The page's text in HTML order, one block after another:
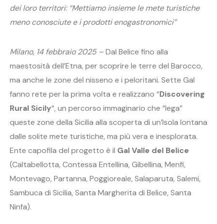
dei loro territori: “Mettiamo insieme le mete turistiche
meno conosciute e i prodotti enogastronomici”
Milano, 14 febbraio 2025 –Dal Belice fino alla
maestosità dell’Etna, per scoprire le terre del Barocco,
ma anche le zone del nisseno e i peloritani. Sette Gal
fanno rete per la prima volta e realizzano “Discovering
Rural Sicily“, un percorso immaginario che “lega”
queste zone della Sicilia alla scoperta di un’Isola lontana
dalle solite mete turistiche, ma più vera e inesplorata.
Ente capofila del progetto è il Gal Valle del Belice
(Caltabellotta, Contessa Entellina, Gibellina, Menfi,
Montevago, Partanna, Poggioreale, Salaparuta, Salemi,
Sambuca di Sicilia, Santa Margherita di Belice, Santa
Ninfa).